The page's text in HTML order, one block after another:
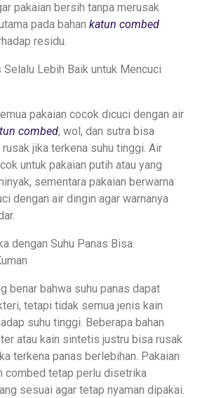
pakaian bersih tanpa merusak
pada bahan katun combed
residu.
Selalu Lebih Baik untuk Mencuci
pakaian cocok dicuci dengan air
combed, wol, dan sutra bisa
jika terkena suhu tinggi. Air
untuk pakaian putih atau yang
sementara pakaian berwarna
dengan air dingin agar warnanya
dengan Suhu Panas Bisa
benar bahwa suhu panas dapat
tetapi tidak semua jenis kain
suhu tinggi. Beberapa bahan
atau kain sintetis justru bisa rusak
terkena panas berlebihan. Pakaian
combed tetap perlu disetrika
sesuai agar tetap nyaman dipakai.